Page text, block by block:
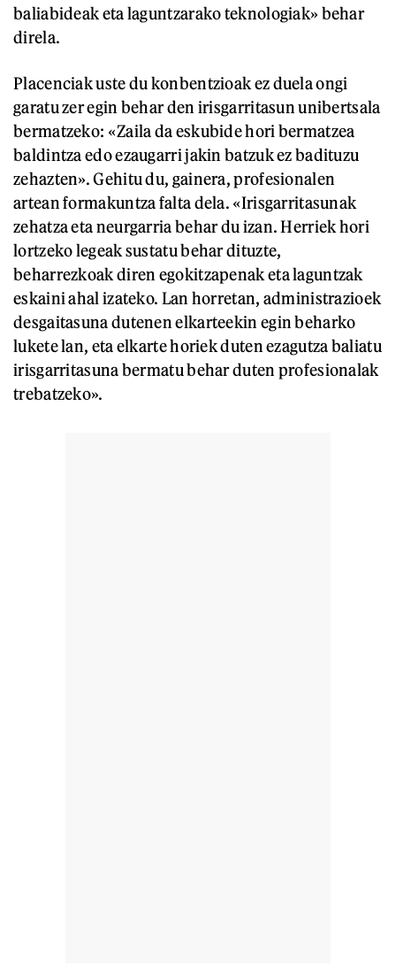
baliabideak eta laguntzarako teknologiak» behar
direla.
Placenciak uste du konbentzioak ez duela ongi
garatu zer egin behar den irisgarritasun unibertsala
bermatzeko: «Zaila da eskubide hori bermatzea
baldintza edo ezaugarri jakin batzuk ez badituzu
zehazten». Gehitu du, gainera, profesionalen
artean formakuntza falta dela. «Irisgarritasunak
zehatza eta neurgarria behar du izan. Herriek hori
lortzeko legeak sustatu behar dituzte,
beharrezkoak diren egokitzapenak eta laguntzak
eskaini ahal izateko. Lan horretan, administrazioek
desgaitasuna dutenen elkarteekin egin beharko
lukete lan, eta elkarte horiek duten ezagutza baliatu
irisgarritasuna bermatu behar duten profesionalak
trebatzeko».